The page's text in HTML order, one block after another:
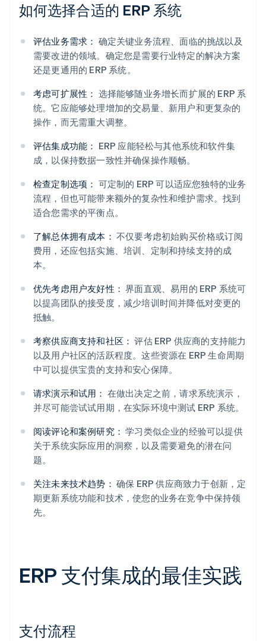
如何选择合适的 ERP 系统
评估业务需求： 确定关键业务流程、面临的挑战以及
需要改进的领域。确定您是需要行业特定的解决方案
还是更通用的 ERP 系统。
考虑可扩展性： 选择能够随业务增长而扩展的 ERP 系
统。它应能够处理增加的交易量、新用户和更复杂的
操作，而无需重大调整。
评估集成功能： ERP 应能轻松与其他系统和软件集
成，以保持数据一致性并确保操作顺畅。
检查定制选项： 可定制的 ERP 可以适应您独特的业务
流程，但也可能带来额外的复杂性和维护需求。找到
适合您需求的平衡点。
了解总体拥有成本： 不仅要考虑初始购买价格或订阅
费用，还应包括实施、培训、定制和持续支持的成
本。
优先考虑用户友好性： 界面直观、易用的 ERP 系统可
以提高团队的接受度，减少培训时间并降低对变更的
抵触。
考察供应商支持和社区： 评估 ERP 供应商的支持能力
以及用户社区的活跃程度。这些资源在 ERP 生命周期
中可以提供宝贵的支持和安心保障。
请求演示和试用： 在做出决定之前，请求系统演示，
并尽可能尝试试用期，在实际环境中测试 ERP 系统。
阅读评论和案例研究： 学习类似企业的经验可以提供
关于系统实际应用的洞察，以及需要避免的潜在问
题。
关注未来技术趋势： 确保 ERP 供应商致力于创新，定
期更新系统功能和技术，使您的业务在竞争中保持领
先。
ERP 支付集成的最佳实践
支付流程